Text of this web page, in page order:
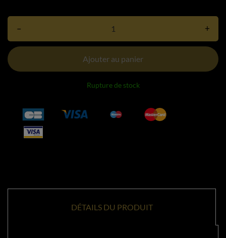
– +
Ajouter au panier
Rupture de stock
DÉTAILS DU PRODUIT